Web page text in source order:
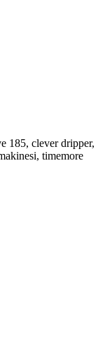
185, clever dripper,
timemore